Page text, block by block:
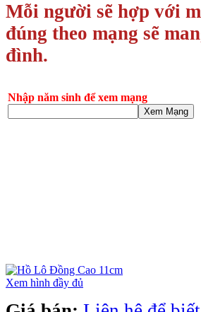
Mỗi người sẽ hợp với
đúng theo mạng sẽ
đình.
Nhập năm sinh để xem mạng
Xem Mạng
Xem hình đầy đủ